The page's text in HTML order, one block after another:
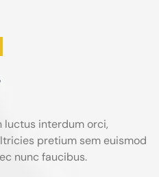
luctus interdum orci,
pretium sem euismod
nunc faucibus.